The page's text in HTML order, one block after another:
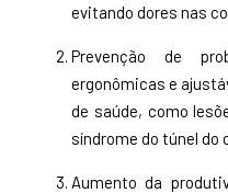
evitando dores nas
Prevenção de
ergonômicas e
de saúde, como
síndrome do túnel do
Aumento da